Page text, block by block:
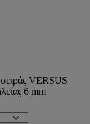
VERSUS
6 mm